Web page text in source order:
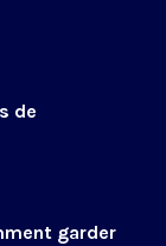
de
garder